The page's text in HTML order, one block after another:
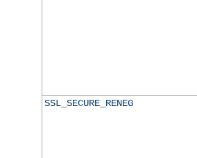
SSL_SECURE_RENEG